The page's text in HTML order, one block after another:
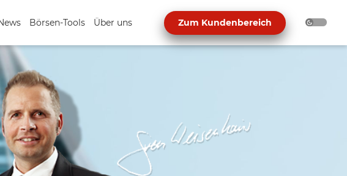
Börsen-Tools Über uns Zum Kundenbereich